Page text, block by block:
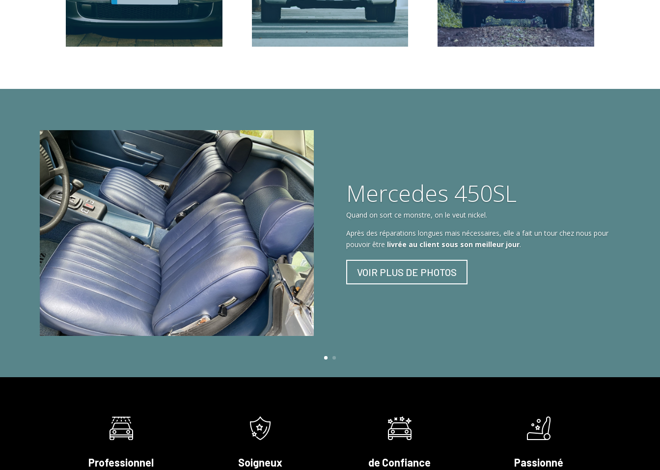
Mercedes 450SL
Quand on sort ce monstre, on le veut nickel.
Après des réparations longues mais nécessaires, elle a fait un tour chez nous pour
pouvoir être livrée au client sous son meilleur jour.
VOIR PLUS DE PHOTOS
Professionnel Soigneux de Confiance Passionné